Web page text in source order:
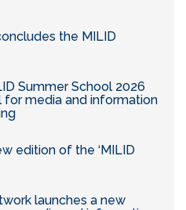
the MILID
Summer School 2026
for media and information
edition of the ‘MILID
launches a new